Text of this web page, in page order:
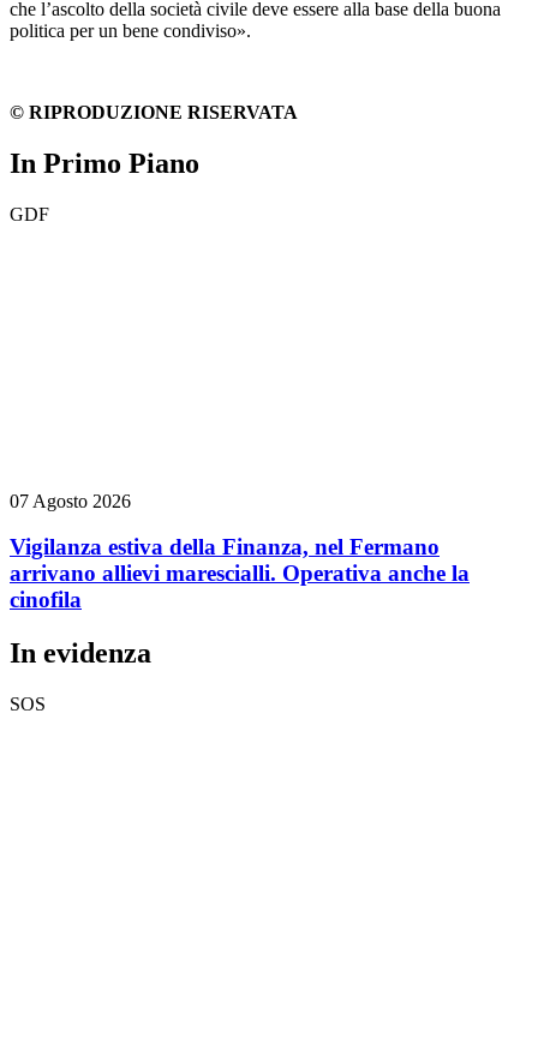
che l’ascolto della società civile deve essere alla base della buona
politica per un bene condiviso».
© RIPRODUZIONE RISERVATA
In Primo Piano
GDF
07 Agosto 2026
Vigilanza estiva della Finanza, nel Fermano
arrivano allievi marescialli. Operativa anche la
cinofila
In evidenza
SOS